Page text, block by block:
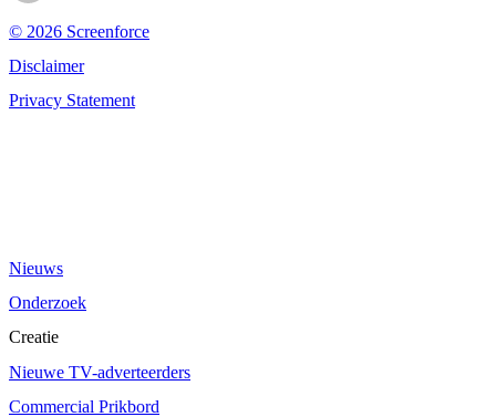
© 2026 Screenforce
Disclaimer
Privacy Statement
Nieuws
Onderzoek
Creatie
Nieuwe TV-adverteerders
Commercial Prikbord